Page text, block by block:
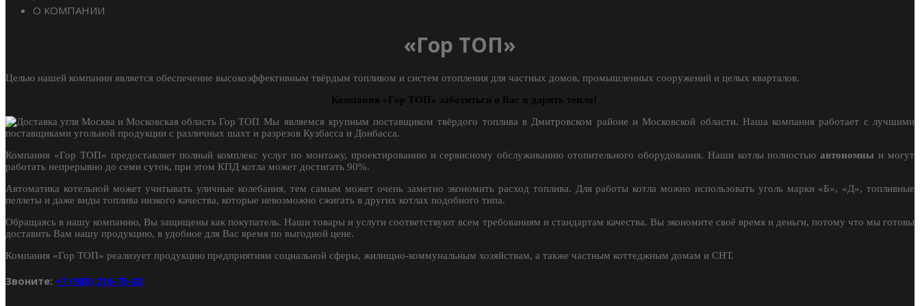
О КОМПАНИИ
«Гор ТОП»
Целью нашей компании является обеспечение высокоэффективным твёрдым топливом и систем отопления для частных домов, промышленных сооружений и целых кварталов.
Компания «Гор ТОП» заботиться о Вас и дарить тепло!
Мы являемся крупным поставщиком твёрдого топлива в Дмитровском районе и Московской области. Наша компания работает с лучшими
поставщиками угольной продукции с различных шахт и разрезов Кузбасса и Донбасса.
Компания «Гор ТОП» предоставляет полный комплекс услуг по монтажу, проектированию и сервисному обслуживанию отопительного оборудования. Наши котлы полностьюавтономныи могут
работать непрерывно до семи суток, при этом КПД котла может достигать 90%.
Автоматика котельной может учитывать уличные колебания, тем самым может очень заметно экономить расход топлива. Для работы котла можно использовать уголь марки «Б», «Д», топливные
пеллеты и даже виды топлива низкого качества, которые невозможно сжигать в других котлах подобного типа.
Обращаясь в нашу компанию, Вы защищены как покупатель. Наши товары и услуги соответствуют всем требованиям и стандартам качества. Вы экономите своё время и деньги, потому что мы готовы
доставить Вам нашу продукцию, в удобное для Вас время по выгодной цене.
Компания «Гор ТОП» реализует продукцию предприятиям социальной сферы, жилищно-коммунальным хозяйствам, а также частным коттеджным домам и СНТ.
Звоните: +7 (985) 216-75-82